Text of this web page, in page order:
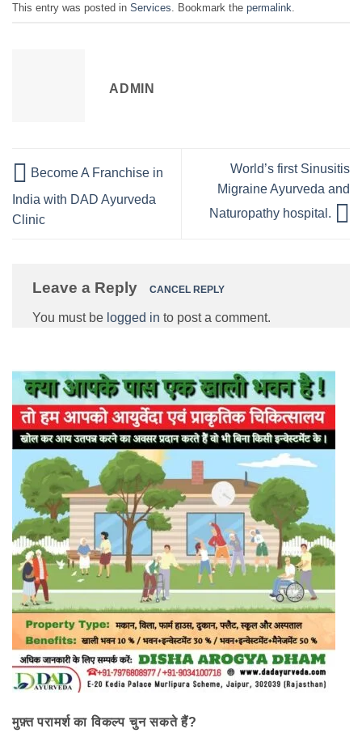
This entry was posted in Services . Bookmark the permalink
ADMIN
Become A Franchise in
India with DAD Ayurveda
Clinic
World’s first Sinusitis
Migraine Ayurveda and
Naturopathy hospital.
Leave a Reply CANCEL REPLY
You must be logged in to post a comment.
मुफ़्त परामर्श का विकल्प चुन सकते हैं?